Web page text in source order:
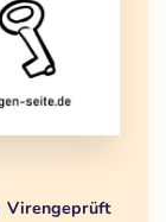
Virengeprüft